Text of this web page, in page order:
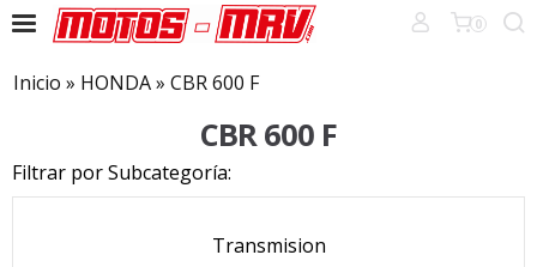
0
Inicio » HONDA» CBR 600 F
CBR 600 F
Filtrar por Subcategoría:
Transmision